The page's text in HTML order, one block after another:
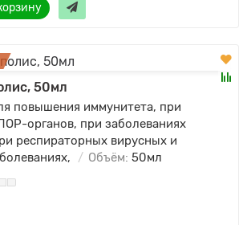
50мл
повышения иммунитета, при
органов, при заболеваниях
респираторных вирусных и
Объём: 50мл